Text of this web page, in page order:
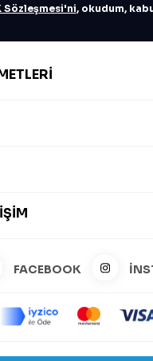
Sözleşmesi'ni, okudum,
FACEBOOK
Zeysports Tüm Hakları